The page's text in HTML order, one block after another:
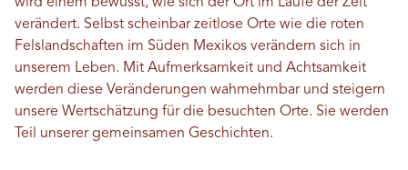
verändert. Selbst scheinbar zeitlose Orte wie die roten
Felslandschaften im Süden Mexikos verändern sich in
unserem Leben. Mit Aufmerksamkeit und Achtsamkeit
werden diese Veränderungen wahrnehmbar und steigern
unsere Wertschätzung für die besuchten Orte. Sie werden
Teil unserer gemeinsamen Geschichten.